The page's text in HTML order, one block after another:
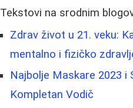
Tekstovi na srodnim
Zdrav život u 21. veku:
mentalno i fizičko
Najbolje Maskare 2023 i
Kompletan Vodič